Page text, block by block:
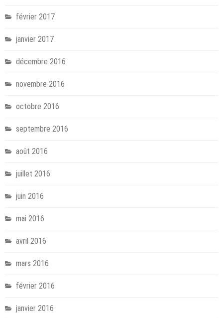
février 2017
janvier 2017
décembre 2016
novembre 2016
octobre 2016
septembre 2016
août 2016
juillet 2016
juin 2016
mai 2016
avril 2016
mars 2016
février 2016
janvier 2016